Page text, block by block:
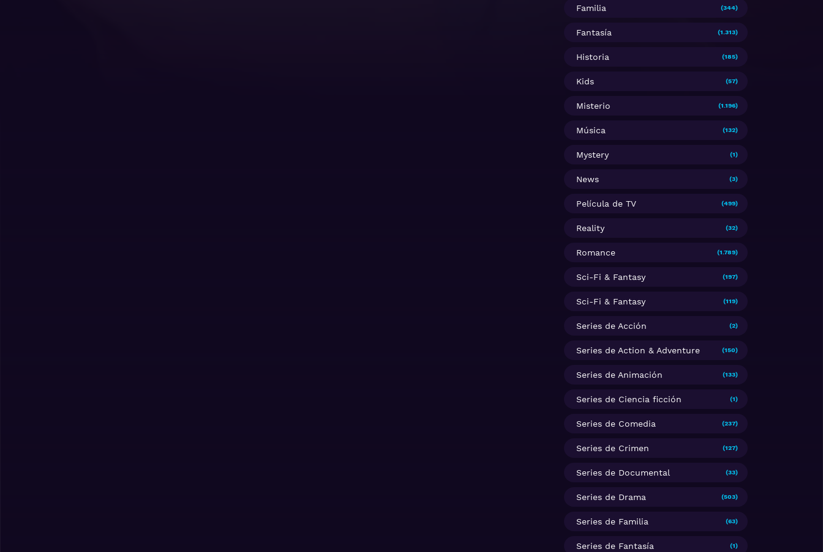
Familia (344)
Fantasía (1.313)
Historia (185)
Kids (57)
Misterio (1.196)
Música (132)
Mystery (1)
News (3)
Película de TV (499)
Reality (32)
Romance (1.789)
Sci-Fi & Fantasy (197)
Sci-Fi & Fantasy (119)
Series de Acción (2)
Series de Action & Adventure (150)
Series de Animación (133)
Series de Ciencia ficción (1)
Series de Comedia (237)
Series de Crimen (127)
Series de Documental (33)
Series de Drama (503)
Series de Familia (63)
Series de Fantasía (1)